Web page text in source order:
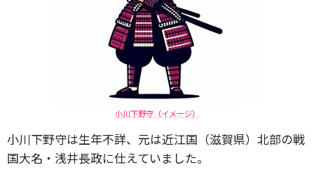
小川下野守（イメージ）
小川下野守は生年不詳、元は近江国（滋賀県）北部の戦
国大名・浅井長政に仕えていました。